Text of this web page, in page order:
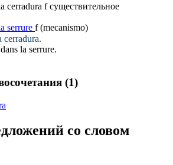
cerradura f существительное
serrure f (mecanismo)
cerradura.
la serrure.
(1)
со словом